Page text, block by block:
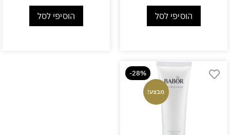
הוסיפי לסל הוסיפי לסל
-28%
מבצע!